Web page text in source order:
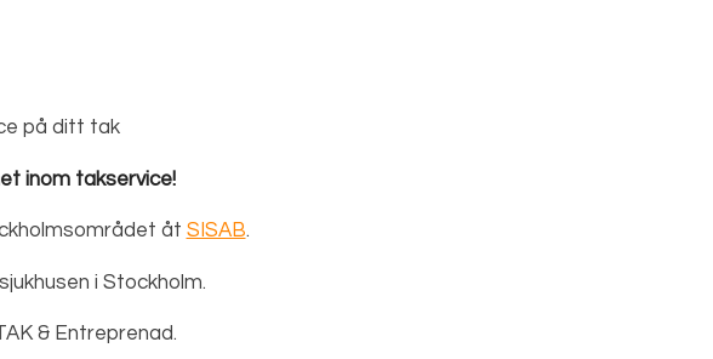
på ditt tak
inom takservice!
åt SISAB.
i Stockholm.
& Entreprenad.